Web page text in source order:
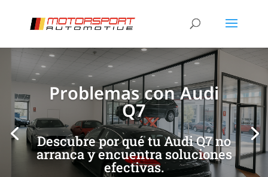
Problemas con Audi
Q7
Descubre por qué tu Audi Q7 no
arranca y encuentra soluciones
efectivas.
[/et_pb_slide][/et_pb_slide]